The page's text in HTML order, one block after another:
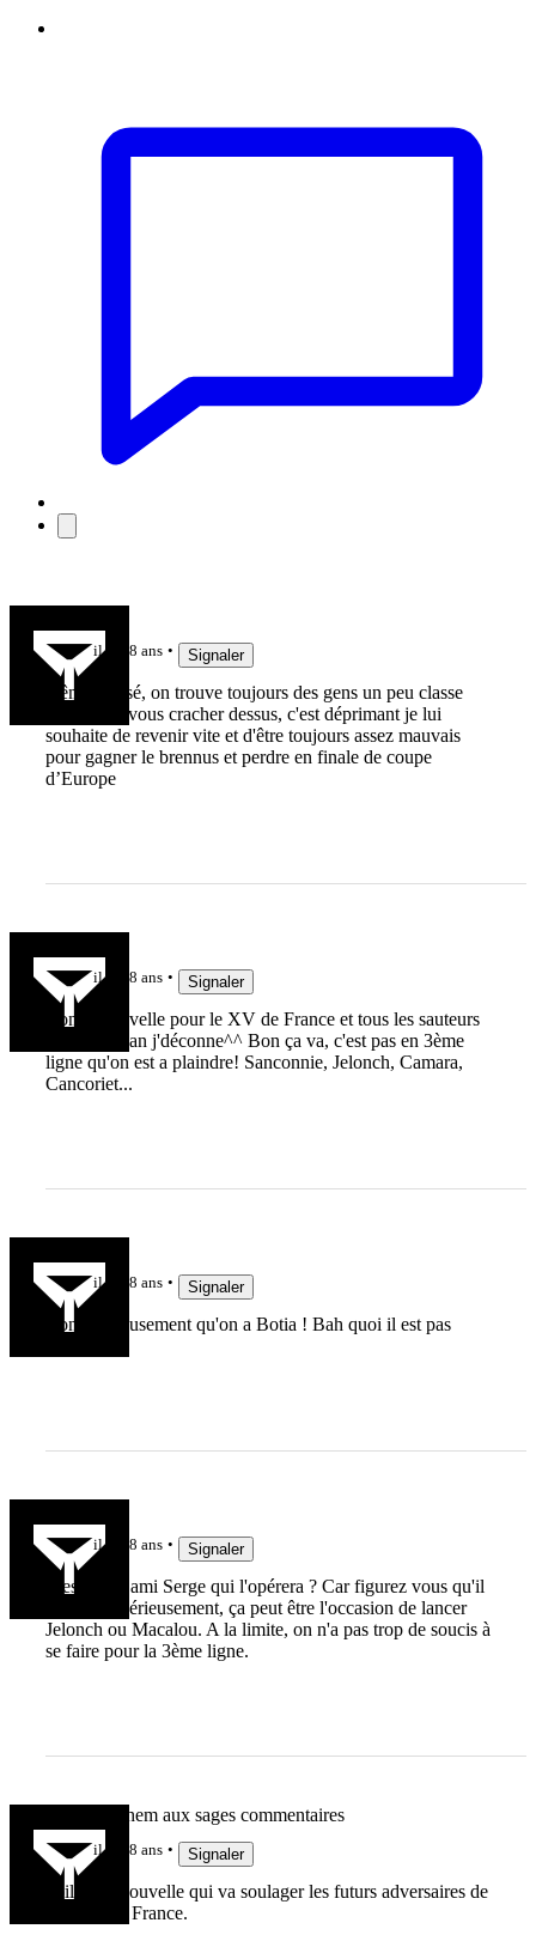
il y a 8 ans Signaler
même blessé, on trouve toujours des gens un peu classe
pour venir vous cracher dessus, c'est déprimant je lui
souhaite de revenir vite et d'être toujours assez mauvais
pour gagner le brennus et perdre en finale de coupe
d’Europe
il y a 8 ans Signaler
Bonne nouvelle pour le XV de France et tous les sauteurs
adverses, nan j'déconne^^ Bon ça va, c'est pas en 3ème
ligne qu'on est a plaindre! Sanconnie, Jelonch, Camara,
Cancoriet...
il y a 8 ans Signaler
Bon, heureusement qu'on a Botia ! Bah quoi il est pas
il y a 8 ans Signaler
C'est notre ami Serge qui l'opérera ? Car figurez vous qu'il
est... Plus sérieusement, ça peut être l'occasion de lancer
Jelonch ou Macalou. A la limite, on n'a pas trop de soucis à
se faire pour la 3ème ligne.
Grand Sachem aux sages commentaires
il y a 8 ans Signaler
voilà une nouvelle qui va soulager les futurs adversaires de
l'équipe de France.